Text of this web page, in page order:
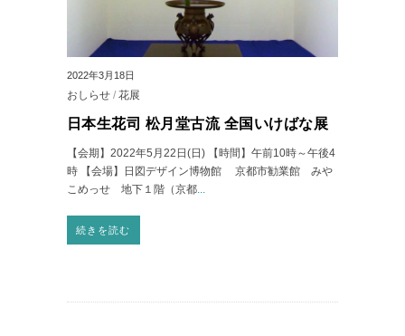
2022年3月18日
おしらせ / 花展
日本生花司 松月堂古流 全国いけばな展
【会期】2022年5月22日(日) 【時間】午前10時～午後4
時 【会場】日図デザイン博物館 京都市勧業館 みや
こめっせ 地下１階（京都...
続きを読む